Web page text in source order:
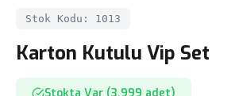
Stok Kodu: 1013
Karton Kutulu Vip Set